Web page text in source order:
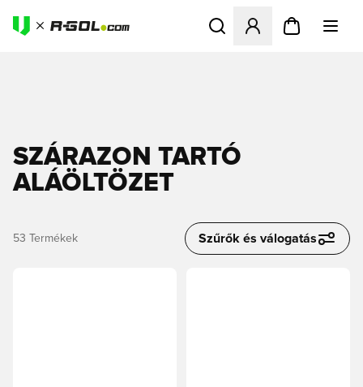
Megnyit egy modált a
SZÁRAZON TARTÓ
ALÁÖLTÖZET
53 Termékek Szűrők és válogatás